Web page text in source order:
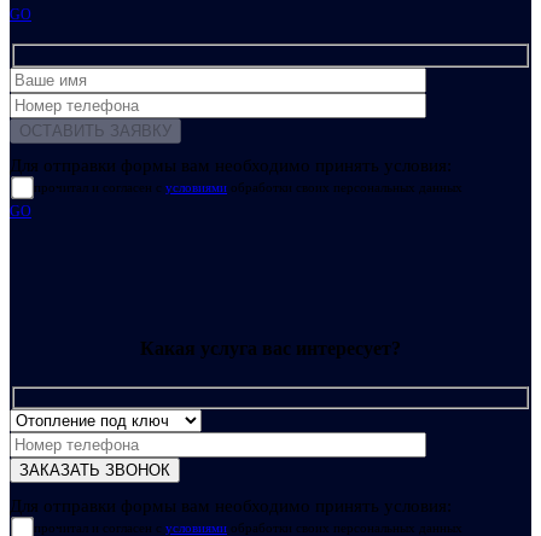
GO
Для отправки формы вам необходимо принять условия:
прочитал и согласен с условиями обработки своих персональных данных
GO
Какая услуга вас интересует?
Для отправки формы вам необходимо принять условия:
прочитал и согласен с условиями обработки своих персональных данных